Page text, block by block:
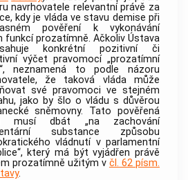
navrhovatele relevantní právě za
kdy je vláda ve stavu demise při
pověření k vykonávání
funkcí prozatímně. Ačkoliv Ústava
konkrétní pozitivní či
výčet pravomocí „prozatímní
neznamená to podle názoru
že taková vláda může
své pravomoci ve stejném
jako by šlo o vládu s důvěrou
sněmovny. Tato pověřená
musí dbát „na zachování
substance způsobu
vládnutí v parlamentní
který má být vyjádřen právě
prozatímně užitým v čl. 62 písm.
.